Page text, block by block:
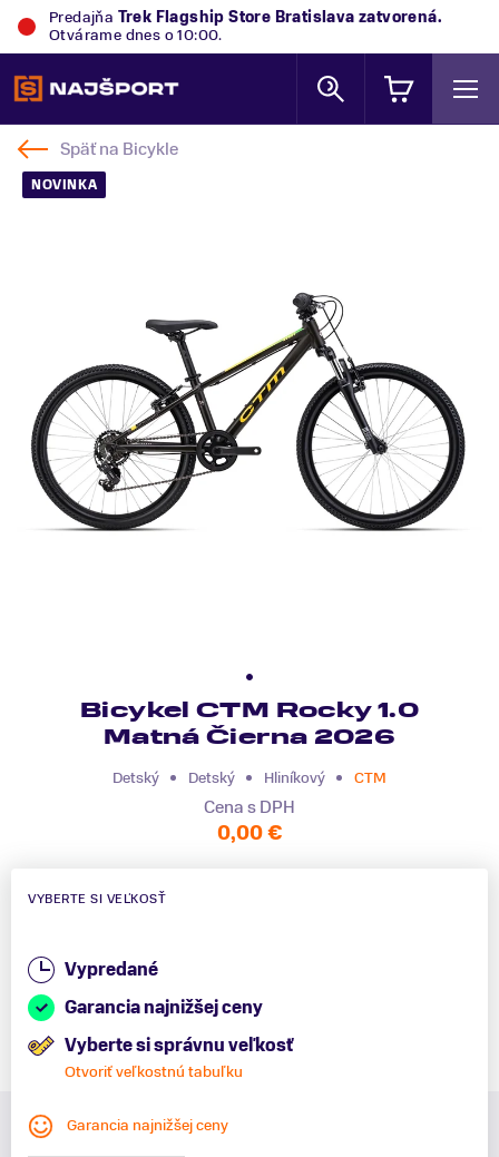
Predajňa Trek Flagship Store Bratislava zatvorená.
Otvárame dnes o 10:00.
Späť na Bicykle
NOVINKA
Bicykel CTM Rocky 1.0
Matná Čierna 2026
Detský Detský Hliníkový CTM
Cena s DPH
0,00 €
VYBERTE SI VEĽKOSŤ
Vypredané
Garancia najnižšej ceny
Vyberte si správnu veľkosť
Otvoriť veľkostnú tabuľku
Garancia najnižšej ceny